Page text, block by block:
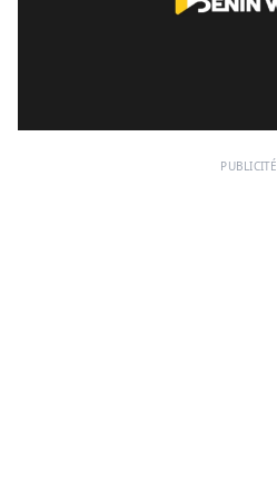
PUBLICITÉ